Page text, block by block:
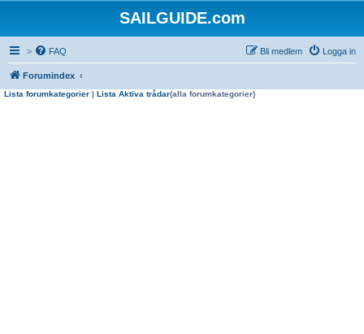
SAILGUIDE.com
> FAQ Logga in
Bli medlem
Forumindex
Lista forumkategorier | Lista Aktiva trådar(alla forumkategorier)